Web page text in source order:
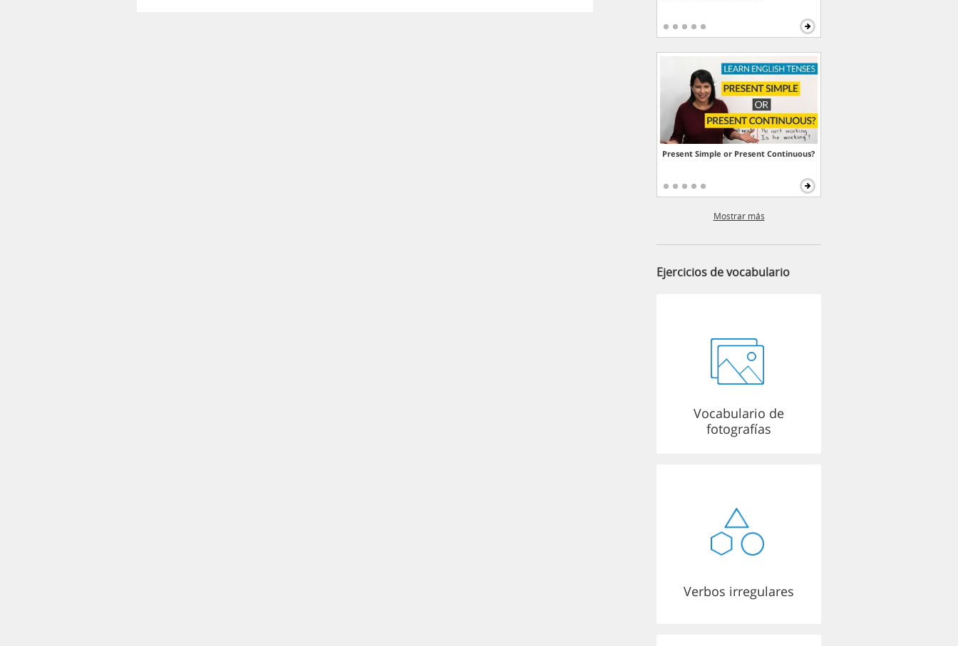
Present Simple or Present Continuous?
Mostrar más
Ejercicios de vocabulario
Vocabulario de
fotografías
Verbos irregulares